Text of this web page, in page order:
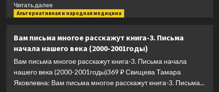
Читать далееПрочитать
больше
меня
есть
мозг.
Здоровье
главного
органа
Альтернативная и народная медицина
Вам письма многое расскажут книга-3. Письма
начала нашего века (2000-2001годы)
Вам письма многое расскажут книга-3. Письма начала
нашего века (2000-2001годы)369 ₽ Свищева Тамара
Яковлевна: Вам письма многое расскажут книга-3. Письма...